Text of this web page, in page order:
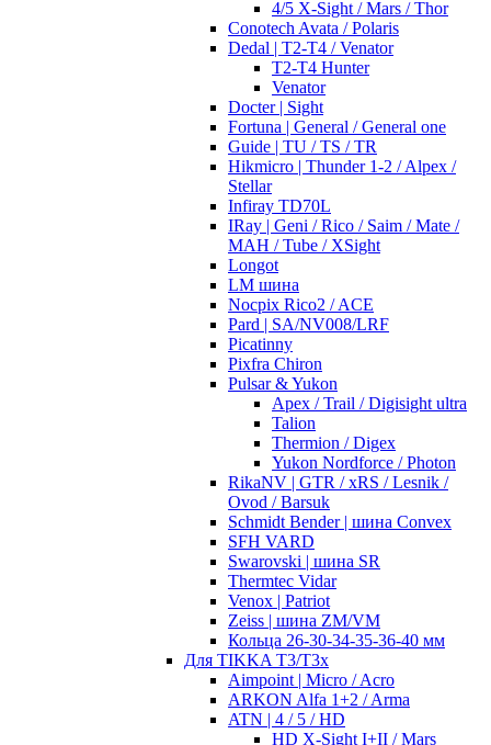
4/5 X-Sight / Mars / Thor
Conotech Avata / Polaris
Dedal | T2-T4 / Venator
T2-T4 Hunter
Venator
Docter | Sight
Fortuna | General / General one
Guide | TU / TS / TR
Hikmicro | Thunder 1-2 / Alpex /
Stellar
Infiray TD70L
IRay | Geni / Rico / Saim / Mate /
MAH / Tube / XSight
Longot
LM шина
Nocpix Rico2 / ACE
Pard | SA/NV008/LRF
Picatinny
Pixfra Chiron
Pulsar & Yukon
Apex / Trail / Digisight ultra
Talion
Thermion / Digex
Yukon Nordforce / Photon
RikaNV | GTR / xRS / Lesnik /
Ovod / Barsuk
Schmidt Bender | шина Convex
SFH VARD
Swarovski | шина SR
Thermtec Vidar
Venox | Patriot
Zeiss | шина ZM/VM
Кольца 26-30-34-35-36-40 мм
Для TIKKA T3/T3x
Aimpoint | Micro / Acro
ARKON Alfa 1+2 / Arma
ATN | 4 / 5 / HD
HD X-Sight I+II / Mars